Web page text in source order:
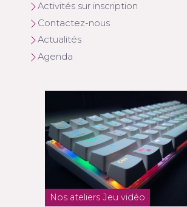
Activités sur inscription
Contactez-nous
Actualités
Agenda
Nos ateliers Jeu vidéo